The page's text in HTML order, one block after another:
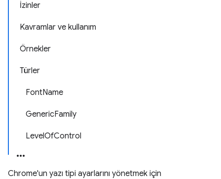
İzinler
Kavramlar ve kullanım
Örnekler
Türler
FontName
GenericFamily
LevelOfControl
Chrome'un yazı tipi ayarlarını yönetmek için